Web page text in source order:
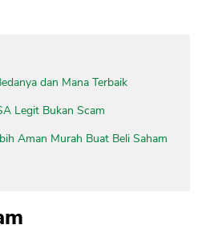
dan Mana Terbaik
Legit Bukan Scam
Aman Murah Buat Beli Saham